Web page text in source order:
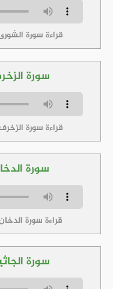
قراءة سورة
سورة
قراءة سورة
سورة
قراءة سورة
سورة